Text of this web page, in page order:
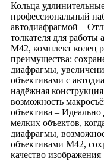
Кольца
профессиональный
автодиафрагмой –
толкателя для работы
М42, комплект колец
преимущества:
диафрагмы,
объективами с
надёжная
возможность
объектива –
мелких объектов,
диафрагмы,
объективами М42,
качество изображения